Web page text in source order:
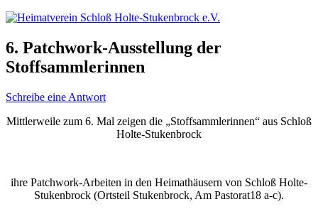
6. Patchwork-Ausstellung der
Stoffsammlerinnen
Schreibe eine Antwort
Mittlerweile zum 6. Mal zeigen die „Stoffsammlerinnen“ aus Schloß
Holte-Stukenbrock
ihre Patchwork-Arbeiten in den Heimathäusern von Schloß Holte-
Stukenbrock (Ortsteil Stukenbrock, Am Pastorat18 a-c).